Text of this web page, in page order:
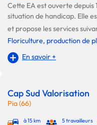
Cette EA est ouverte depuis
situation de handicap. Elle
et propose les services
Floriculture, production de
En savoir +
Cap Sud Valorisation
Pia (66)
à 15 km 5 travailleurs